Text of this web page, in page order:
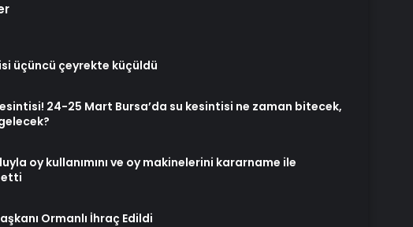
üçüncü çeyrekte küçüldü
24-25 Mart Bursa’da su kesintisi ne zaman bitecek,
oy kullanımını ve oy makinelerini kararname ile
etti
Ormanlı İhraç Edildi